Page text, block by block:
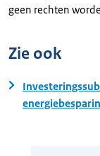
geen rechten
Zie ook